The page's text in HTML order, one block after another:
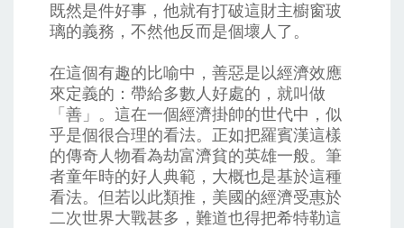
既然是件好事，他就有打破這財主櫥窗玻
璃的義務，不然他反而是個壞人了。
在這個有趣的比喻中，善惡是以經濟效應
來定義的：帶給多數人好處的，就叫做
「善」。這在一個經濟掛帥的世代中，似
乎是個很合理的看法。正如把羅賓漢這樣
的傳奇人物看為劫富濟貧的英雄一般。筆
者童年時的好人典範，大概也是基於這種
看法。但若以此類推，美國的經濟受惠於
二次世界大戰甚多，難道也得把希特勒這